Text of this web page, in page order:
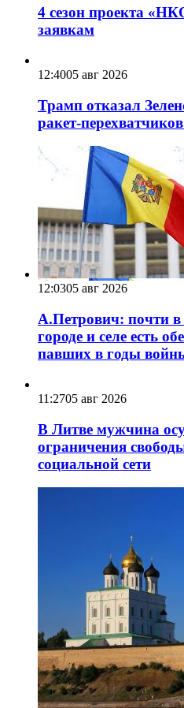
4 сезон проекта
заявкам
12:4005 авг 2026
Трамп отказал
ракет-
12:0305 авг 2026
А.Петрович: почти
городе и селе есть
павших в годы
11:2705 авг 2026
В Литве мужчина
ограничения
социальной сети